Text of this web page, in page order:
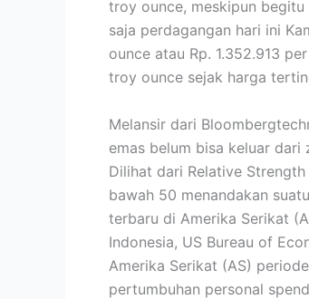
troy ounce, meskipun
saja perdagangan hari ini
ounce atau Rp. 1.352.913
troy ounce sejak harga
Melansir dari
emas belum bisa keluar dari
Dilihat dari Relative
bawah 50 menandakan
terbaru di Amerika Serikat
Indonesia, US Bureau of
Amerika Serikat (AS)
pertumbuhan personal